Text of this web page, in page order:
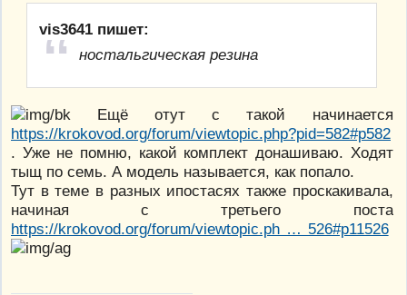
vis3641 пишет:
ностальгическая резина
Ещё отут с такой начинается
https://krokovod.org/forum/viewtopic.php?pid=582#p582
. Уже не помню, какой комплект донашиваю. Ходят
тыщ по семь. А модель называется, как попало.
Тут в теме в разных ипостасях также проскакивала,
начиная с третьего поста
https://krokovod.org/forum/viewtopic.ph … 526#p11526